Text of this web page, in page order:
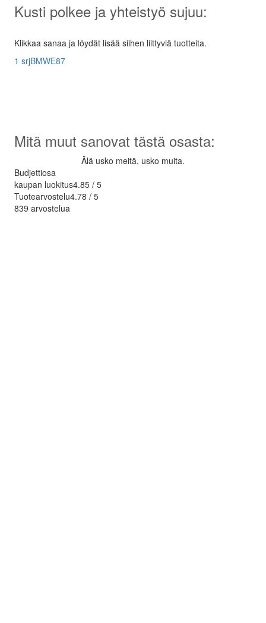
Klikkaa sanaa ja löydät lisää siihen liittyviä tuotteita.
1 srjBMWE87
Mitä muut sanovat tästä osasta:
Älä usko meitä, usko muita.
Budjettiosa
kaupan luokitus4.85 / 5
Tuotearvostelu4.78 / 5
839 arvostelua
Kusti polkee ja yhteistyö sujuu: